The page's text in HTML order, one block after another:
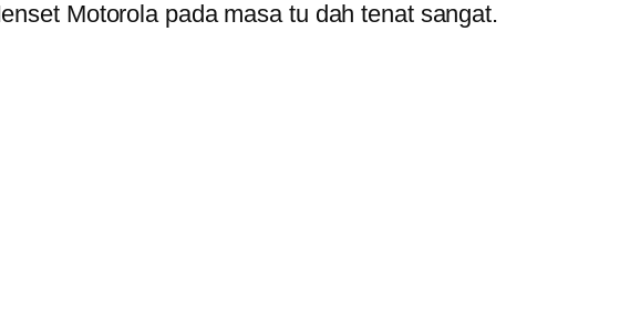
Motorola pada masa tu dah tenat sangat.